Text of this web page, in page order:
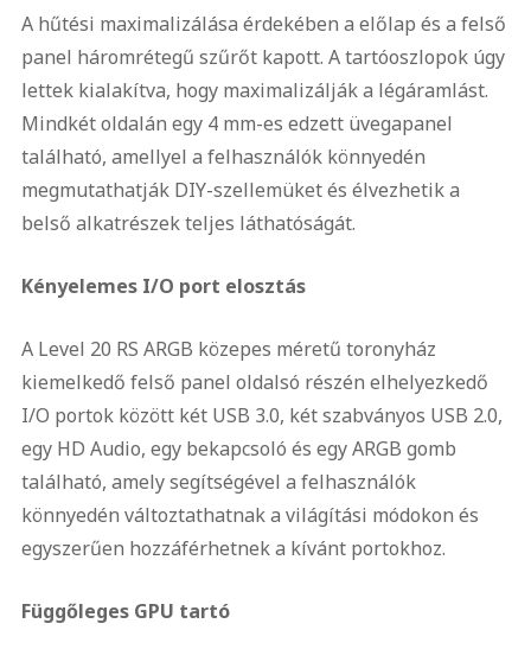
A hűtési maximalizálása érdekében a előlap és a felső
panel háromrétegű szűrőt kapott. A tartóoszlopok úgy
lettek kialakítva, hogy maximalizálják a légáramlást.
Mindkét oldalán egy 4 mm-es edzett üvegapanel
található, amellyel a felhasználók könnyedén
megmutathatják DIY-szellemüket és élvezhetik a
belső alkatrészek teljes láthatóságát.
Kényelemes I/O port elosztás
A Level 20 RS ARGB közepes méretű toronyház
kiemelkedő felső panel oldalsó részén elhelyezkedő
I/O portok között két USB 3.0, két szabványos USB 2.0,
egy HD Audio, egy bekapcsoló és egy ARGB gomb
található, amely segítségével a felhasználók
könnyedén változtathatnak a világítási módokon és
egyszerűen hozzáférhetnek a kívánt portokhoz.
Függőleges GPU tartó